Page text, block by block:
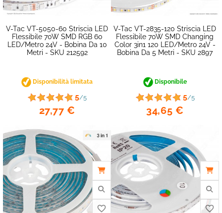
favorite_border
V-Tac VT-5050-60 Striscia LED
Flessibile 70W SMD RGB 60
LED/metro 24V - Bobina Da 10
Metri - SKU 212592
Disponibilità limitata
5/5
27,77 €
V-Tac VT-2835-120 Striscia LED
Flessibile 70W SMD Changing
Color 3in1 120 LED/metro 24V -
Bobina Da 5 Metri - SKU 2897
Disponibile
5/5
34,65 €